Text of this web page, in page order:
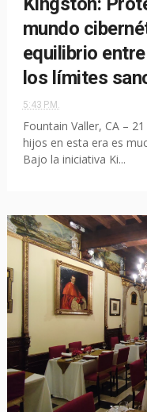
mundo
equilibrio
los límites
5:43 P.M.
Fountain Valler, CA –
hijos en esta era es
Bajo la iniciativa Ki...